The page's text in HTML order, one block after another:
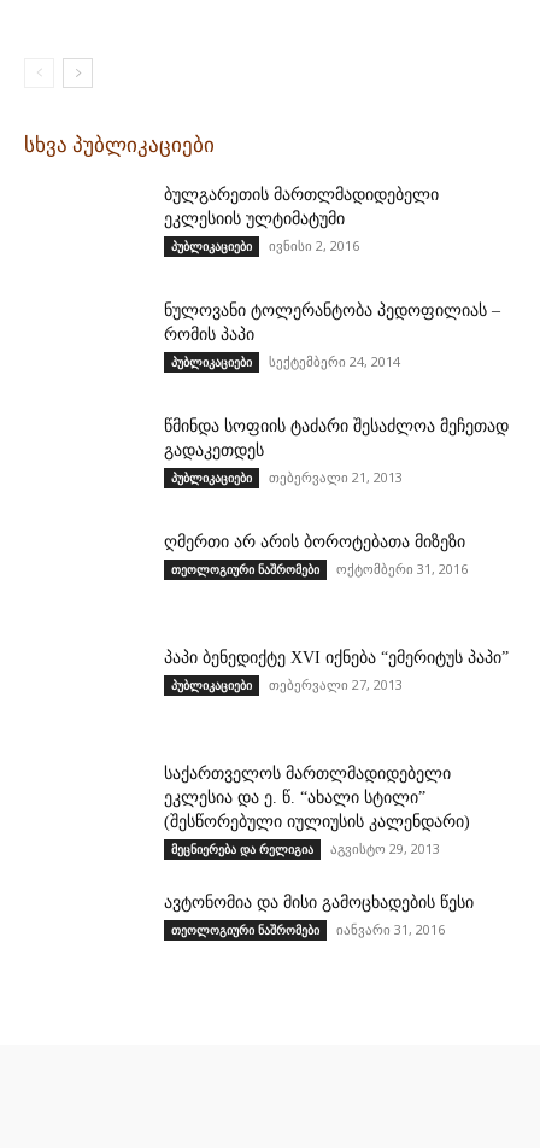
სხვა პუბლიკაციები
ბულგარეთის მართლმადიდებელი
ეკლესიის ულტიმატუმი
პუბლიკაციები ივნისი 2, 2016
ნულოვანი ტოლერანტობა პედოფილიას –
რომის პაპი
პუბლიკაციები სექტემბერი 24, 2014
წმინდა სოფიის ტაძარი შესაძლოა მეჩეთად
გადაკეთდეს
პუბლიკაციები თებერვალი 21, 2013
ღმერთი არ არის ბოროტებათა მიზეზი
თეოლოგიური ნაშრომები ოქტომბერი 31, 2016
პაპი ბენედიქტე XVI იქნება “ემერიტუს პაპი”
პუბლიკაციები თებერვალი 27, 2013
საქართველოს მართლმადიდებელი
ეკლესია და ე. წ. “ახალი სტილი”
(შესწორებული იულიუსის კალენდარი)
მეცნიერება და რელიგია აგვისტო 29, 2013
ავტონომია და მისი გამოცხადების წესი
თეოლოგიური ნაშრომები იანვარი 31, 2016